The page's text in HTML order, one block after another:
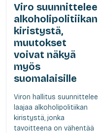
Viro suunnittelee
alkoholipolitiikan
kiristystä,
muutokset
voivat näkyä
myös
suomalaisille
Viron hallitus suunnittelee
laajaa alkoholipolitiikan
kiristystä, jonka
tavoitteena on vähentää